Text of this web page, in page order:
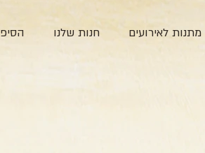
מתנות לאירועים חנות שלנו